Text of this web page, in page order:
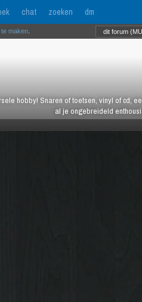
chat zoeken dm
hobby! Snaren of toetsen, vinyl of cd,
al je ongebreideld
maken